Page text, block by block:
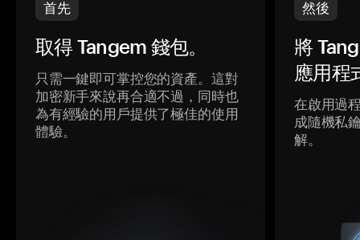
首先
取得 Tangem 錢包。
只需一鍵即可掌控您的資產。這對
加密新手來說再合適不過，同時也
為有經驗的用戶提供了極佳的使用
體驗。
然後
將
應用程
在啟用過
成隨機私
解。